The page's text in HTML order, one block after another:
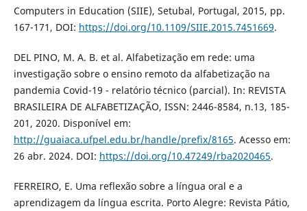
Computers in Education (SIIE), Setubal, Portugal, 2015, pp.
167-171, DOI: https://doi.org/10.1109/SIIE.2015.7451669.
DEL PINO, M. A. B. et al. Alfabetização em rede: uma
investigação sobre o ensino remoto da alfabetização na
pandemia Covid-19 - relatório técnico (parcial). In: REVISTA
BRASILEIRA DE ALFABETIZAÇÃO, ISSN: 2446-8584, n.13, 185-
201, 2020. Disponível em:
http://guaiaca.ufpel.edu.br/handle/prefix/8165. Acesso em:
26 abr. 2024. DOI: https://doi.org/10.47249/rba2020465.
FERREIRO, E. Uma reflexão sobre a língua oral e a
aprendizagem da língua escrita. Porto Alegre: Revista Pátio,